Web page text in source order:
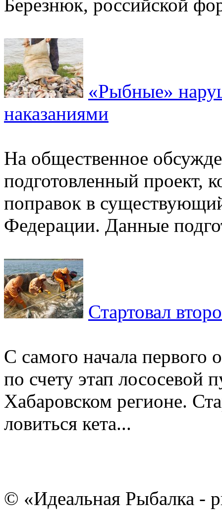
Березнюк, российской
«Рыбные»
наказаниями
На общественное
подготовленный проект,
поправок в
Федерации. Данные
Стартовал
С самого начала первого
по счету этап лососевой
Хабаровском регионе.
ловиться кета...
© «Идеальная Рыбалка -